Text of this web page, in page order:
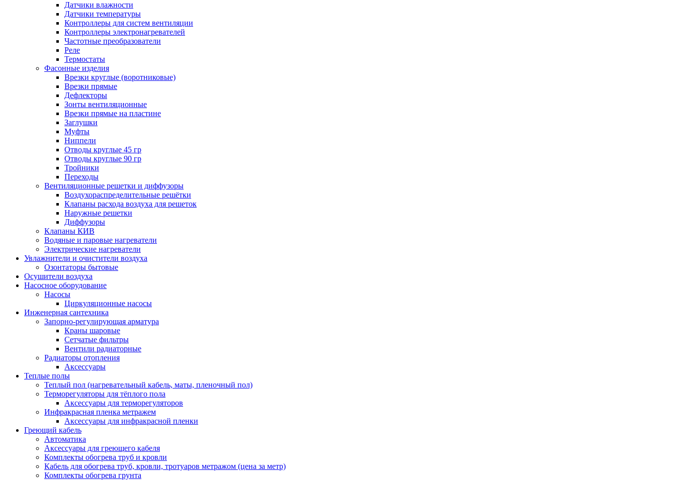
Датчики влажности
Датчики температуры
Контроллеры для систем вентиляции
Контроллеры электронагревателей
Частотные преобразователи
Реле
Термостаты
Фасонные изделия
Врезки круглые (воротниковые)
Врезки прямые
Дефлекторы
Зонты вентиляционные
Врезки прямые на пластине
Заглушки
Муфты
Ниппели
Отводы круглые 45 гр
Отводы круглые 90 гр
Тройники
Переходы
Вентиляционные решетки и диффузоры
Воздухораспределительные решётки
Клапаны расхода воздуха для решеток
Наружные решетки
Диффузоры
Клапаны КИВ
Водяные и паровые нагреватели
Электрические нагреватели
Увлажнители и очистители воздуха
Озонтаторы бытовые
Осушители воздуха
Насосное оборудование
Насосы
Циркуляционные насосы
Инженерная сантехника
Запорно-регулирующая арматура
Краны шаровые
Сетчатые фильтры
Вентили радиаторные
Радиаторы отопления
Аксессуары
Теплые полы
Теплый пол (нагревательный кабель, маты, пленочный пол)
Терморегуляторы для тёплого пола
Аксессуары для терморегуляторов
Инфракрасная пленка метражем
Аксессуары для инфракрасной пленки
Греющий кабель
Автоматика
Аксессуары для греющего кабеля
Комплекты обогрева труб и кровли
Кабель для обогрева труб, кровли, тротуаров метражом (цена за метр)
Комплекты обогрева грунта